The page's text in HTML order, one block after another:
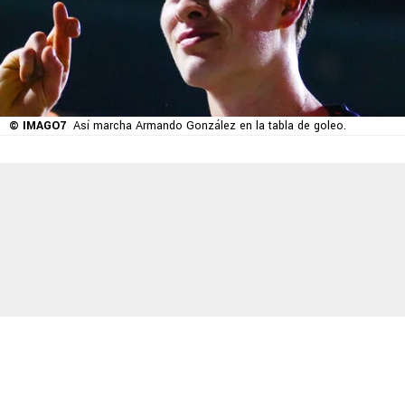
© IMAGO7 Así marcha Armando González en la tabla de goleo.